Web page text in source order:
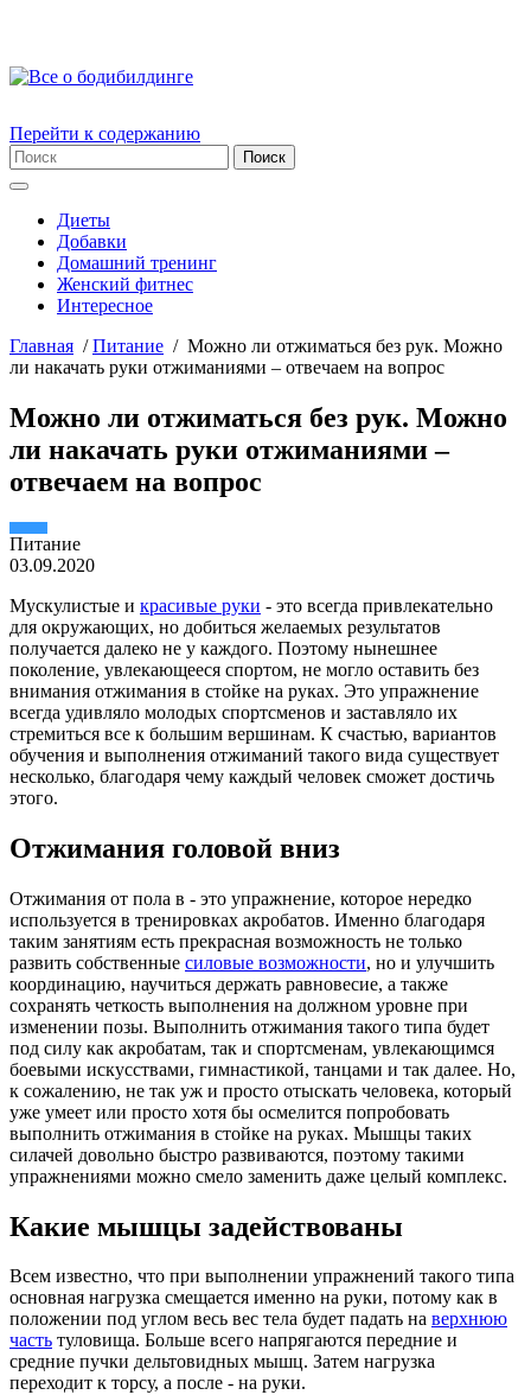
Перейти к содержанию
Диеты
Добавки
Домашний тренинг
Женский фитнес
Интересное
Главная /Питание / Можно ли отжиматься без рук. Можно
ли накачать руки отжиманиями – отвечаем на вопрос
Можно ли отжиматься без рук. Можно
ли накачать руки отжиманиями –
отвечаем на вопрос
Питание
03.09.2020
Мускулистые и красивые руки - это всегда привлекательно
для окружающих, но добиться желаемых результатов
получается далеко не у каждого. Поэтому нынешнее
поколение, увлекающееся спортом, не могло оставить без
внимания отжимания в стойке на руках. Это упражнение
всегда удивляло молодых спортсменов и заставляло их
стремиться все к большим вершинам. К счастью, вариантов
обучения и выполнения отжиманий такого вида существует
несколько, благодаря чему каждый человек сможет достичь
этого.
Отжимания головой вниз
Отжимания от пола в - это упражнение, которое нередко
используется в тренировках акробатов. Именно благодаря
таким занятиям есть прекрасная возможность не только
развить собственные силовые возможности, но и улучшить
координацию, научиться держать равновесие, а также
сохранять четкость выполнения на должном уровне при
изменении позы. Выполнить отжимания такого типа будет
под силу как акробатам, так и спортсменам, увлекающимся
боевыми искусствами, гимнастикой, танцами и так далее. Но,
к сожалению, не так уж и просто отыскать человека, который
уже умеет или просто хотя бы осмелится попробовать
выполнить отжимания в стойке на руках. Мышцы таких
силачей довольно быстро развиваются, поэтому такими
упражнениями можно смело заменить даже целый комплекс.
Какие мышцы задействованы
Всем известно, что при выполнении упражнений такого типа
основная нагрузка смещается именно на руки, потому как в
положении под углом весь вес тела будет падать на верхнюю
часть туловища. Больше всего напрягаются передние и
средние пучки дельтовидных мышц. Затем нагрузка
переходит к торсу, а после - на руки.